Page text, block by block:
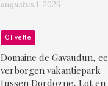
augustus 1, 2026
Olivette
Domaine de Gavaudun,
verborgen vakantiepark
tussen Dordogne, Lot en